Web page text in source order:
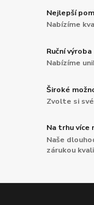
Nejlepší
Nabízíme
Ruční výroba
Nabízíme
Široké
Zvolte si
Na trhu více
Naše
zárukou